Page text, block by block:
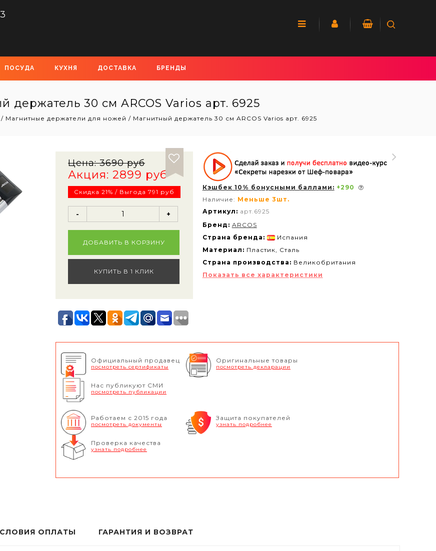
ПОСУДА КУХНЯ ДОСТАВКА БРЕНДЫ
держатель 30 см ARCOS Varios арт. 6925
/ Магнитные держатели для ножей / Магнитный держатель 30 см ARCOS Varios арт. 6925
Цена: 3690 руб
Акция: 2899 руб
Скидка 21% / Выгода 791 руб
- +
ДОБАВИТЬ В КОРЗИНУ
КУПИТЬ В 1 КЛИК
Кэшбек 10% бонусными баллами: +290
Наличие: Меньше 3шт.
Артикул: арт.6925
Бренд: ARCOS
Страна бренда:
Испания
Материал: Пластик, Сталь
Страна производства: Великобритания
Показать все характеристики
Официальный продавец
посмотреть сертификаты
Оригинальные товары
посмотреть декларации
Нас публикуют СМИ
посмотреть публикации
Работаем с 2015 года
посмотреть документы
Защита покупателей
узнать подробнее
Проверка качества
узнать подробнее
ОПЛАТЫ ГАРАНТИЯ И ВОЗВРАТ